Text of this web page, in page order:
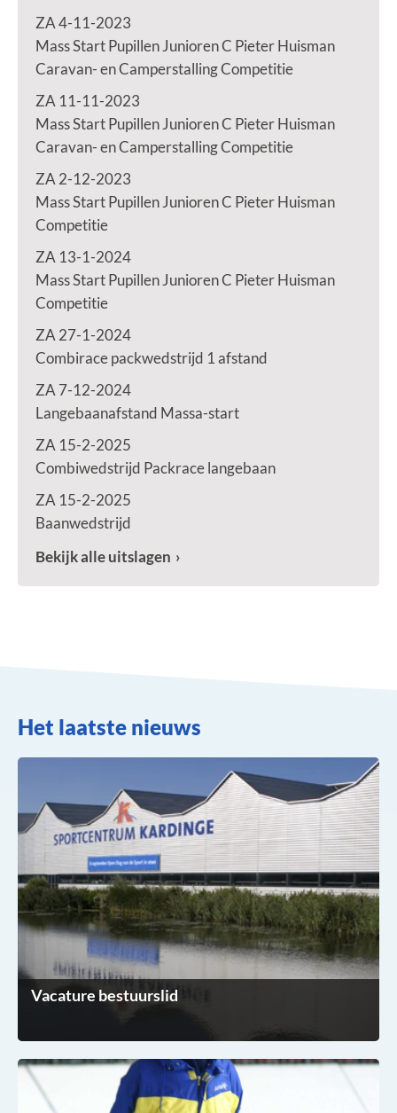
ZA 4-11-2023
Mass Start Pupillen Junioren C Pieter Huisman
Caravan- en Camperstalling Competitie
ZA 11-11-2023
Mass Start Pupillen Junioren C Pieter Huisman
Caravan- en Camperstalling Competitie
ZA 2-12-2023
Mass Start Pupillen Junioren C Pieter Huisman
Competitie
ZA 13-1-2024
Mass Start Pupillen Junioren C Pieter Huisman
Competitie
ZA 27-1-2024
Combirace packwedstrijd 1 afstand
ZA 7-12-2024
Langebaanafstand Massa-start
ZA 15-2-2025
Combiwedstrijd Packrace langebaan
ZA 15-2-2025
Baanwedstrijd
Bekijk alle uitslagen
Het laatste nieuws
Vacature bestuurslid